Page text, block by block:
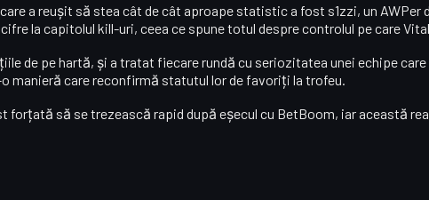
a reușit să stea cât de cât aproape statistic a fost s1zzi, un AWPer
la capitolul kill-uri, ceea ce spune totul despre controlul pe care
de pe hartă, și a tratat fiecare rundă cu seriozitatea unei echipe
manieră care reconfirmă statutul lor de favoriți la trofeu.
să se trezească rapid după eșecul cu BetBoom, iar această